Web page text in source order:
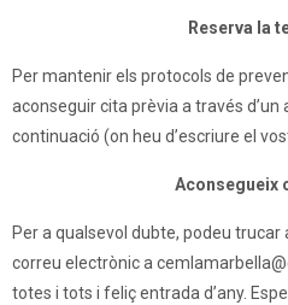
Reserva la
Per mantenir els protocols de
aconseguir cita prèvia a través
continuació (on heu d’escriure el
Aconsegueix
Per a qualsevol dubte, podeu trucar
correu electrònic a
totes i tots i feliç entrada d’any.